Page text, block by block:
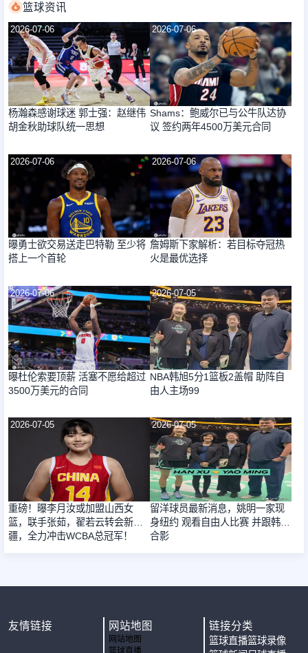
篮球资讯
2026-07-06
杨瀚森感谢球迷 郭士强：赵继伟
胡金秋助球队统一思想
2026-07-06
Shams：鲍威尔已与公牛队达协
议 签约两年4500万美元合同
2026-07-06
曝勇士欲交易送走巴特勒 至少将
搭上一个首轮
2026-07-06
詹姆斯下家解析：若目标夺冠热
火是最优选择
2026-07-06
曝杜伦索要顶薪 活塞不愿给超过
3500万美元的合同
2026-07-05
NBA韩旭5分1篮板2盖帽 助阵自
由人主场99
2026-07-05
重磅！曝李月汝或加盟山西女
篮，联手张茹，翟若云转会新
疆，全力冲击WCBA总冠军！
2026-07-05
留洋球员最新消息，姚明一家现
身纽约 观看自由人比赛 并跟韩旭
合影
友情链接 网站地图
网站地图
篮球直播
链接分类
篮球直播篮球录像